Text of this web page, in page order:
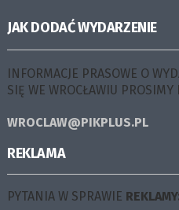
JAK DODAĆ WYDARZENIE
INFORMACJE PRASOWE O
SIĘ WE WROCŁAWIU PROSIMY
WROCLAW@PIKPLUS.PL
REKLAMA
PYTANIA W SPRAWIE